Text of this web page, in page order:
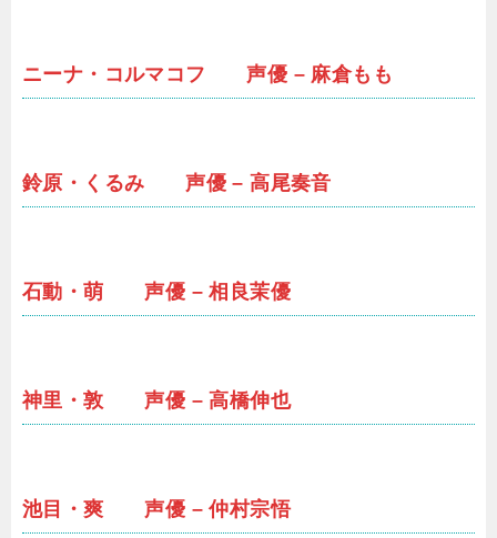
ニーナ・コルマコフ 声優 – 麻倉もも
鈴原・くるみ 声優 – 高尾奏音
石動・萌 声優 – 相良茉優
神里・敦 声優 – 高橋伸也
池目・爽 声優 – 仲村宗悟